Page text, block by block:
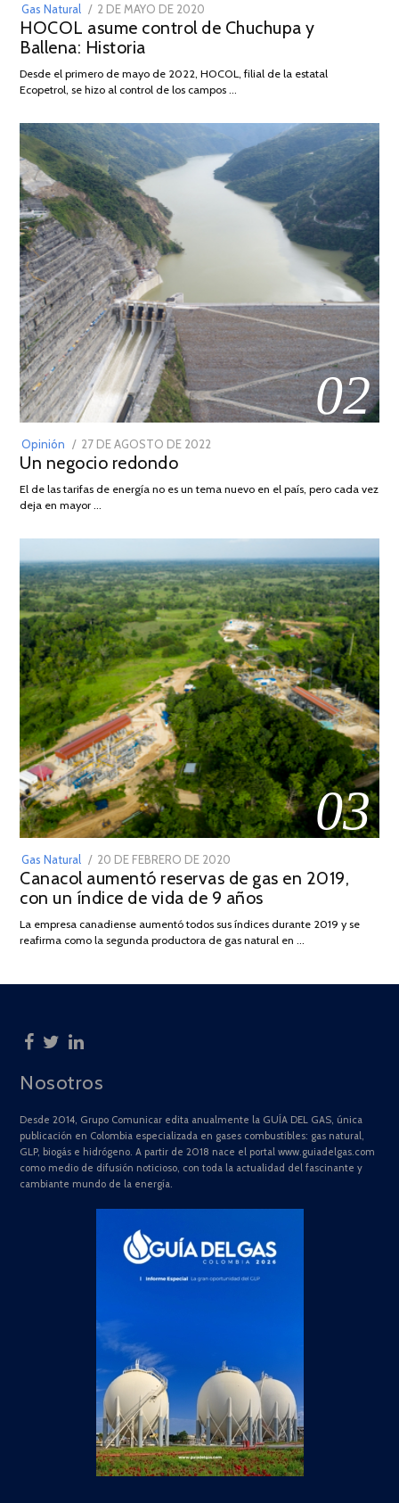
Gas Natural
POSTED
ON
2 DE MAYO DE 2020
DE
2026
HOCOL asume control de Chuchupa y
Ballena: Historia
Desde el primero de mayo de 2022, HOCOL, filial de la estatal
Ecopetrol, se hizo al control de los campos …
02
Opinión
POSTED
ON
27 DE AGOSTO DE 2022
DE
Un negocio redondo
El de las tarifas de energía no es un tema nuevo en el país, pero cada vez
deja en mayor …
03
Gas Natural
POSTED
ON
20 DE FEBRERO DE 2020
DE
JULIO
2025
Canacol aumentó reservas de gas en 2019,
con un índice de vida de 9 años
La empresa canadiense aumentó todos sus índices durante 2019 y se
reafirma como la segunda productora de gas natural en …
Nosotros
Desde 2014, Grupo Comunicar edita anualmente la GUÍA DEL GAS, única
publicación en Colombia especializada en gases combustibles: gas natural,
GLP, biogás e hidrógeno. A partir de 2018 nace el portal www.guiadelgas.com
como medio de difusión noticioso, con toda la actualidad del fascinante y
cambiante mundo de la energía.